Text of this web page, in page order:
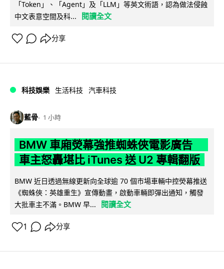
「Token」、「Agent」及「LLM」等英文術語，認為做法侵蝕
中文表意空間及科...
閱讀全文
分享
科技娛樂 生活科技 汽車科技
藍骨 1 小時
BMW 車廂熒幕強推蜘蛛俠電影廣告
車主怒轟堪比 iTunes 送 U2 專輯翻版
BMW 近日透過無線更新向全球逾 70 個市場車輛中控熒幕推送
《蜘蛛俠：英雄重生》宣傳動畫，啟動車輛即彈出通知，觸發
大批車主不滿。BMW 早...
閱讀全文
1 分享